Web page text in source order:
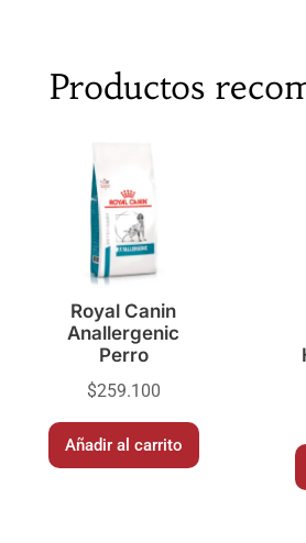
Productos
Royal Canin
Anallergenic
Perro
$259.100
Añadir al carrito